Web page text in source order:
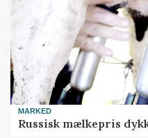
MARKED
Russisk mælkepris